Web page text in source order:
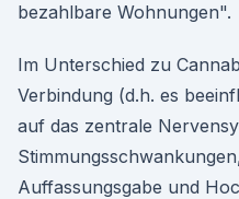
bezahlbare Wohnungen".
Im Unterschied zu
Verbindung (d.h. es
auf das zentrale
Auffassungsgabe und